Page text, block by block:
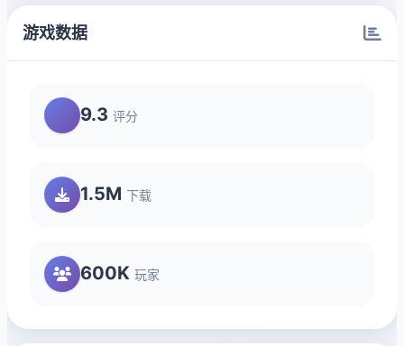
游戏数据
9.3 评分
1.5M 下载
600K 玩家